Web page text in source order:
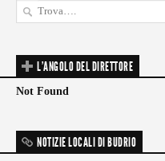
L'ANGOLO DEL DIRETTORE
Not Found
NOTIZIE LOCALI DI BUDRIO